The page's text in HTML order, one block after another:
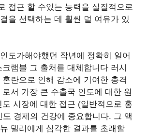
접근 할 수있는 능력을 실질적으로
을 선택하는 데 훨씬 덜 여유가 있
도가해야했던 작년에 정확히 일어
크램블 그 출처를 대체합니다 러시
혼란으로 인해 감소에 기여한 충격
서 가장 큰 수출국 인도에 대한 원
시장에 대한 접근 (일반적으로 홍
도 경제의 건강에 중요합니다. 그 액
델리에게 심각한 결과를 초래할